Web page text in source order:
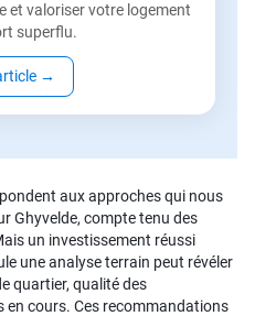
et valoriser votre logement
superflu.
→
aux approches qui nous
Ghyvelde, compte tenu des
un investissement réussi
une analyse terrain peut révéler
quartier, qualité des
cours. Ces recommandations